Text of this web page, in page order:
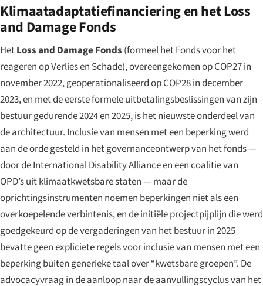
Klimaatadaptatiefinanciering en het Loss
and Damage Fonds
HetLoss and Damage Fonds (formeel het Fonds voor het
reageren op Verlies en Schade), overeengekomen op COP27 in
november 2022, geoperationaliseerd op COP28 in december
2023, en met de eerste formele uitbetalingsbeslissingen van zijn
bestuur gedurende 2024 en 2025, is het nieuwste onderdeel van
de architectuur. Inclusie van mensen met een beperking werd
aan de orde gesteld in het governanceontwerp van het fonds —
door de International Disability Alliance en een coalitie van
OPD’s uit klimaatkwetsbare staten — maar de
oprichtingsinstrumenten noemen beperkingen niet als een
overkoepelende verbintenis, en de initiële projectpijplijn die werd
goedgekeurd op de vergaderingen van het bestuur in 2025
bevatte geen expliciete regels voor inclusie van mensen met een
beperking buiten generieke taal over “kwetsbare groepen”. De
advocacyvraag in de aanloop naar de aanvullingscyclus van het